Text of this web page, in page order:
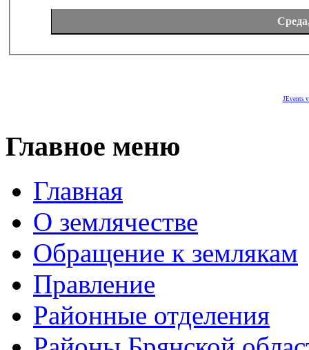
JEvents
Главное меню
Главная
О землячестве
Обращение к землякам
Правление
Районные отделения